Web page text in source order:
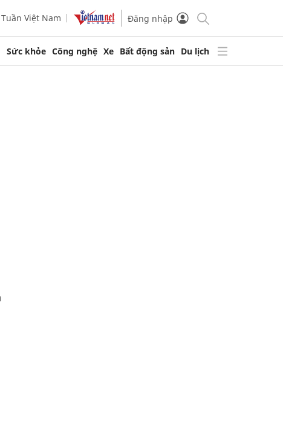
Tuần Việt Nam Đăng nhập
Sức khỏe Công nghệ Xe Bất động sản Du lịch